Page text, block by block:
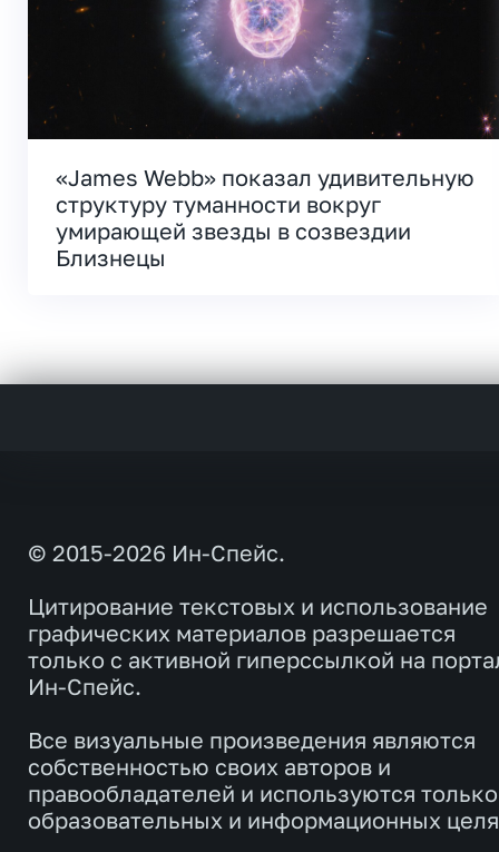
«James Webb» показал удивительную
структуру туманности вокруг
умирающей звезды в созвездии
Близнецы
© 2015-2026 Ин-Спейс.
Цитирование текстовых и использование
графических материалов разрешается
только с активной гиперссылкой на
Ин-Спейс.
Все визуальные произведения являются
собственностью своих авторов и
правообладателей и используются
образовательных и информационных